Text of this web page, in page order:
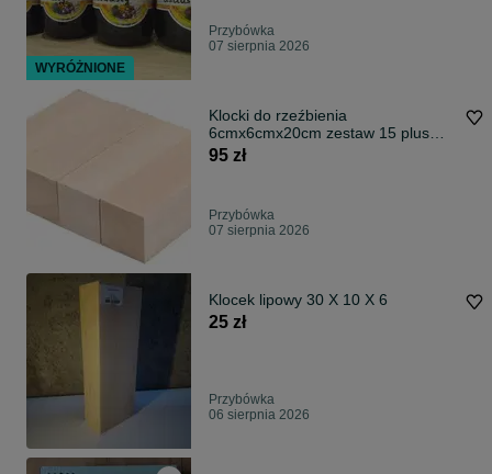
Przybówka
07 sierpnia 2026
Klocki do rzeźbienia
6cmx6cmx20cm zestaw 15 plus
95 zł
Przybówka
07 sierpnia 2026
Klocek lipowy 30 X 10 X 6
25 zł
Przybówka
06 sierpnia 2026
WYRÓŻNIONE